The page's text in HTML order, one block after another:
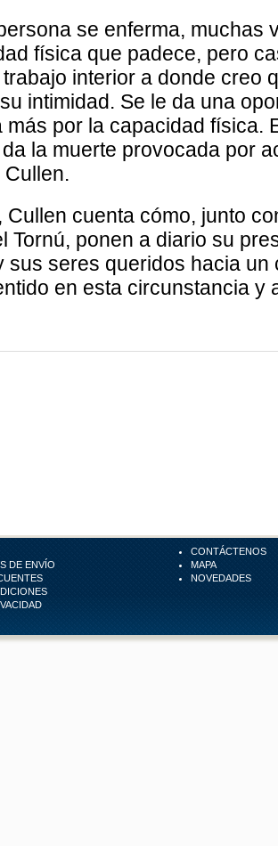
se enferma, muchas
física que padece, pero
interior a donde creo
intimidad. Se le da una
más por la capacidad física.
la muerte provocada por
Cullen.
Cullen cuenta cómo, junto
Tornú, ponen a diario su
sus seres queridos hacia un
en esta circunstancia y
DE ENVÍO
CONTÁCTENOS
MAPA
NOVEDADES